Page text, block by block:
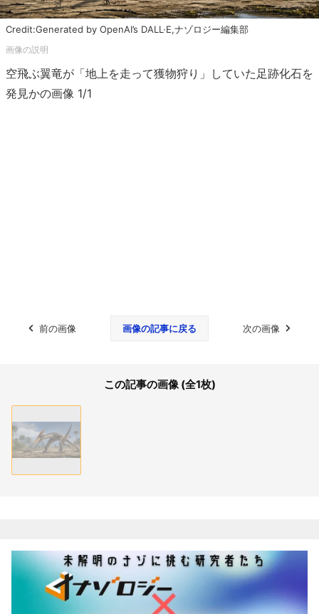
Credit:Generated by OpenAI’s DALL·E,ナゾロジー編集部
空飛ぶ翼竜が「地上を走って獲物狩り」していた足跡化石を
発見かの画像 1/1
前の画像 画像の記事に戻る 次の画像
この記事の画像 (全1枚)